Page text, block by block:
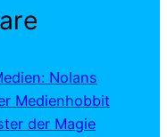
Nolans
Medienhobbit
der Magie